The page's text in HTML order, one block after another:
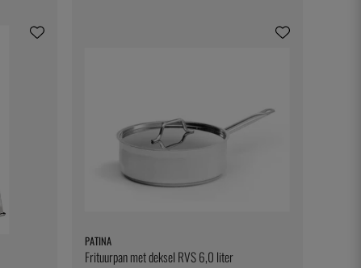
PATINA
Frituurpan met deksel RVS 6,0 liter